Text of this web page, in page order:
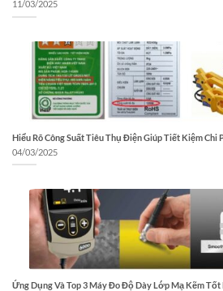
11/03/2025
Hiểu Rõ Công Suất Tiêu Thụ Điện Giúp Tiết Kiệm Chi
04/03/2025
Ứng Dụng Và Top 3 Máy Đo Độ Dày Lớp Mạ Kẽm Tốt